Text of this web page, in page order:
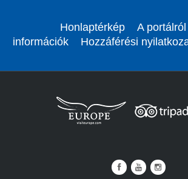
Honlaptérkép A portálról
információk
Hozzáférési